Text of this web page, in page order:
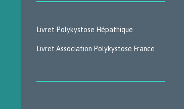
Livret Polykystose Hépathique
Livret Association Polykystose France